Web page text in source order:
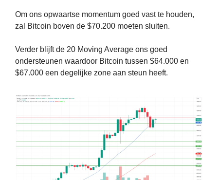
Om ons opwaartse momentum goed vast te houden,
zal Bitcoin boven de $70.200 moeten sluiten.
Verder blijft de 20 Moving Average ons goed
ondersteunen waardoor Bitcoin tussen $64.000 en
$67.000 een degelijke zone aan steun heeft.